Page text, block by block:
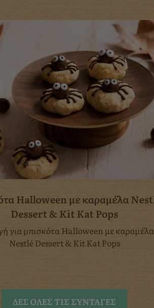
Halloween με καραμέλα
Dessert & Kit Kat Pops
για μπισκότα Halloween με καραμέλα
Nestlé Dessert & Kit Kat Pops
ΔΈΣ ΌΛΕΣ ΤΙΣ ΣΥΝΤΑΓΈΣ